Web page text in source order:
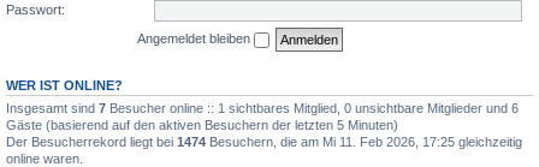
Passwort:
Angemeldet bleiben
WER IST ONLINE?
Insgesamt sind 7 Besucher online :: 1 sichtbares Mitglied, 0 unsichtbare Mitglieder und 6
Gäste (basierend auf den aktiven Besuchern der letzten 5 Minuten)
Der Besucherrekord liegt bei 1474 Besuchern, die am Mi 11. Feb 2026, 17:25 gleichzeitig
online waren.